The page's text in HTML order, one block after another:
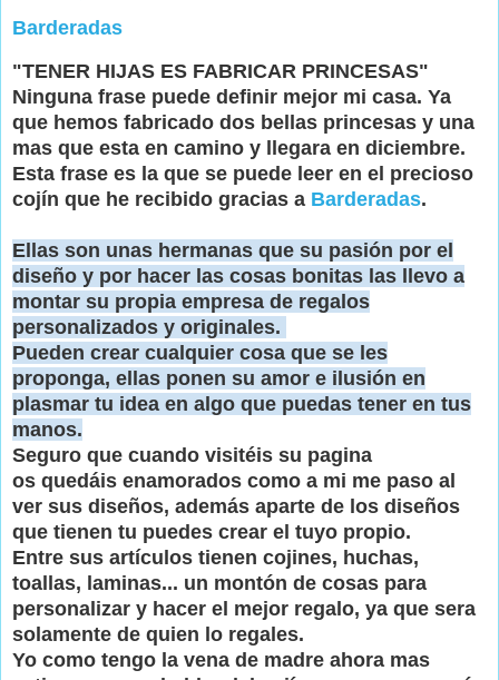
Barderadas
"TENER HIJAS ES FABRICAR PRINCESAS"
Ninguna frase puede definir mejor mi casa. Ya
que hemos fabricado dos bellas princesas y una
mas que esta en camino y llegara en diciembre.
Esta frase es la que se puede leer en el precioso
cojín que he recibido gracias a Barderadas.
Ellas son unas hermanas que su pasión por el
diseño y por hacer las cosas bonitas las llevo a
montar su propia empresa de regalos
personalizados y originales.
Pueden crear cualquier cosa que se les
proponga, ellas ponen su amor e ilusión en
plasmar tu idea en algo que puedas tener en tus
manos.
Seguro que cuando visitéis su pagina
os quedáis enamorados como a mi me paso al
ver sus diseños, además aparte de los diseños
que tienen tu puedes crear el tuyo propio.
Entre sus artículos tienen cojines, huchas,
toallas, laminas... un montón de cosas para
personalizar y hacer el mejor regalo, ya que sera
solamente de quien lo regales.
Yo como tengo la vena de madre ahora mas